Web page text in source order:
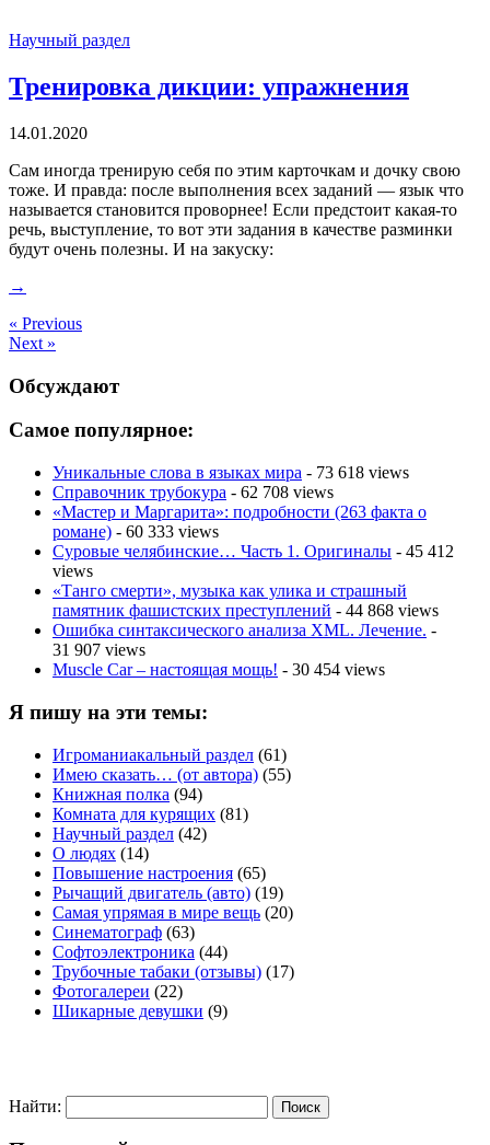
Научный раздел
Тренировка дикции: упражнения
14.01.2020
Сам иногда тренирую себя по этим карточкам и дочку свою
тоже. И правда: после выполнения всех заданий — язык что
называется становится проворнее! Если предстоит какая-то
речь, выступление, то вот эти задания в качестве разминки
будут очень полезны. И на закуску:
→
« Previous
Next »
Обсуждают
Самое популярное:
Уникальные слова в языках мира - 73 618 views
Справочник трубокура - 62 708 views
«Мастер и Маргарита»: подробности (263 факта о
романе) - 60 333 views
Суровые челябинские… Часть 1. Оригиналы - 45 412
views
«Танго смерти», музыка как улика и страшный
памятник фашистских преступлений - 44 868 views
Ошибка синтаксического анализа XML. Лечение. -
31 907 views
Muscle Car – настоящая мощь! - 30 454 views
Я пишу на эти темы:
Игроманиакальный раздел (61)
Имею сказать… (от автора) (55)
Книжная полка (94)
Комната для курящих (81)
Научный раздел (42)
О людях (14)
Повышение настроения (65)
Рычащий двигатель (авто) (19)
Самая упрямая в мире вещь (20)
Синематограф (63)
Софтоэлектроника (44)
Трубочные табаки (отзывы) (17)
Фотогалереи (22)
Шикарные девушки (9)
Найти: